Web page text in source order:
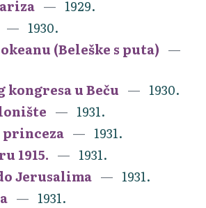
1929.
1930.
(Beleške s puta)
kongresa u Beču
1930.
1931.
princeza
1931.
1915.
1931.
Jerusalima
1931.
1931.